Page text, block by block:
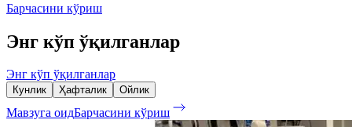
Барчасини кўриш
Энг кўп ўқилганлар
Энг кўп ўқилганлар
Кунлик Ҳафталик Ойлик
Мавзуга оидБарчасини кўриш